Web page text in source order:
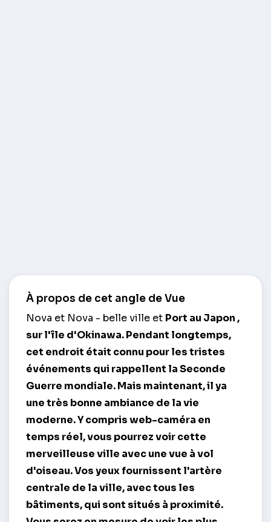
À propos de cet angle de Vue
Nova et Nova - belle ville et Port au Japon,
sur l'île d'Okinawa. Pendant longtemps,
cet endroit était connu pour les tristes
événements qui rappellent la Seconde
Guerre mondiale. Mais maintenant, il ya
une très bonne ambiance de la vie
moderne. Y compris web-caméra en
temps réel, vous pourrez voir cette
merveilleuse ville avec une vue à vol
d'oiseau. Vos yeux fournissent l'artère
centrale de la ville, avec tous les
bâtiments, qui sont situés à proximité.